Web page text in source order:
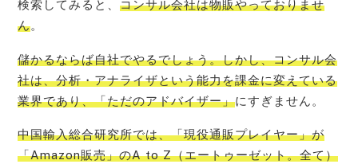
検索してみると、コンサル会社は物販やっておりませ
ん。
儲かるならば自社でやるでしょう。しかし、コンサル会
社は、分析・アナライザという能力を課金に変えている
業界であり、「ただのアドバイザー」にすぎません。
中国輸入総合研究所では、「現役通販プレイヤー」が
「Amazon販売」のA to Z（エートゥーゼット。全て）